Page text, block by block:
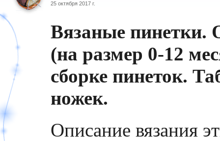
25 октября 2017 г.
Вязаные пинетки.
(на размер 0-12
сборке пинеток.
ножек.
Описание вязания